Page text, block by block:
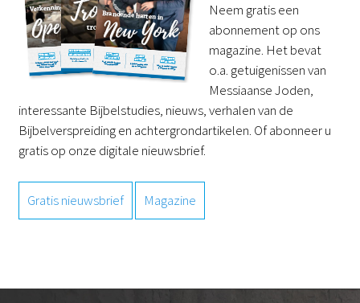
Neem gratis een
abonnement op ons
magazine. Het bevat
o.a. getuigenissen van
Messiaanse Joden,
interessante Bijbelstudies, nieuws, verhalen van de
Bijbelverspreiding en achtergrondartikelen. Of abonneer u
gratis op onze digitale nieuwsbrief.
Gratis nieuwsbrief Magazine